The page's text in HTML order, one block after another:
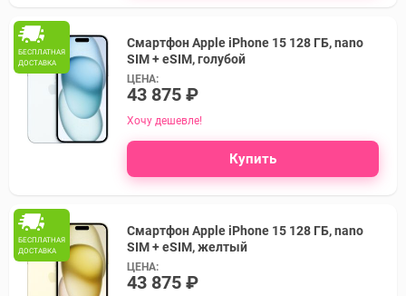
БЕСПЛАТНАЯ
ДОСТАВКА
Смартфон Apple iPhone 15 128 ГБ, nano
SIM + eSIM, голубой
ЦЕНА:
43 875 ₽
Хочу дешевле!
Купить
БЕСПЛАТНАЯ
ДОСТАВКА
Смартфон Apple iPhone 15 128 ГБ, nano
SIM + eSIM, желтый
ЦЕНА:
43 875 ₽